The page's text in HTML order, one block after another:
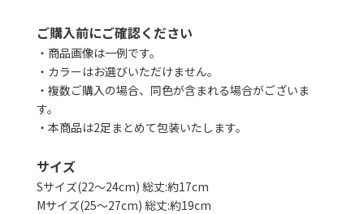
ご購入前にご確認ください
・商品画像は一例です。
・カラーはお選びいただけません。
・複数ご購入の場合、同色が含まれる場合がございま
す。
・本商品は2足まとめて包装いたします。
サイズ
Sサイズ(22～24cm) 総丈:約17cm
Mサイズ(25～27cm) 総丈:約19cm